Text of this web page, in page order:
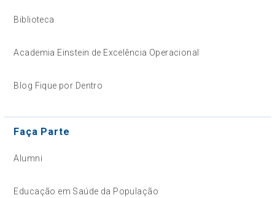
Biblioteca
Academia Einstein de Excelência Operacional
Blog Fique por Dentro
Faça Parte
Alumni
Educação em Saúde da População